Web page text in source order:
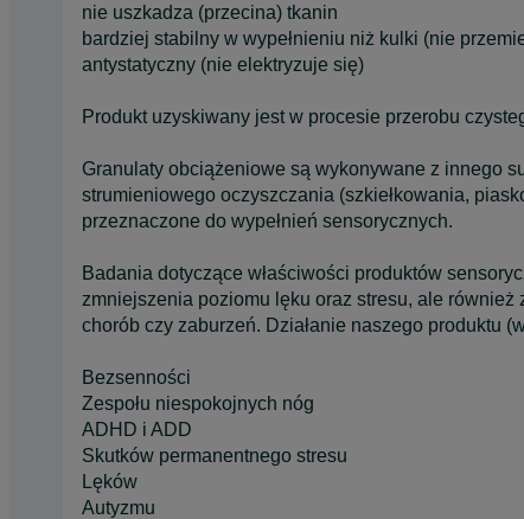
nie uszkadza (przecina) tkanin
bardziej stabilny w wypełnieniu niż kulki (nie
antystatyczny (nie elektryzuje się)
Produkt uzyskiwany jest w procesie przerobu
Granulaty obciążeniowe są wykonywane z innego
strumieniowego oczyszczania (szkiełkowania,
przeznaczone do wypełnień sensorycznych.
Badania dotyczące właściwości produktów
zmniejszenia poziomu lęku oraz stresu, ale
chorób czy zaburzeń. Działanie naszego produktu
Bezsenności
Zespołu niespokojnych nóg
ADHD i ADD
Skutków permanentnego stresu
Lęków
Autyzmu